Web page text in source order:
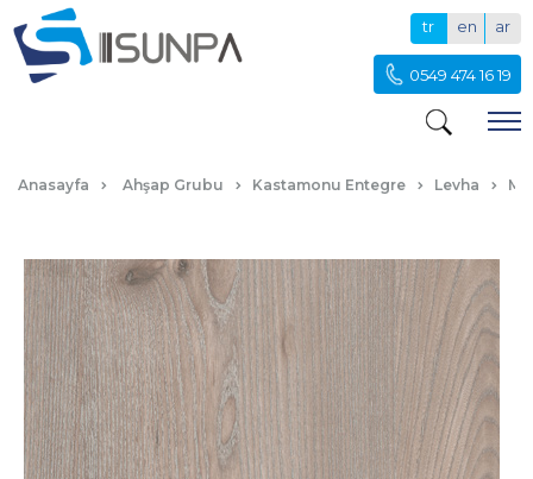
tr en ar
0549 474 16 19
Anasayfa Ahşap Grubu Kastamonu Entegre Levha